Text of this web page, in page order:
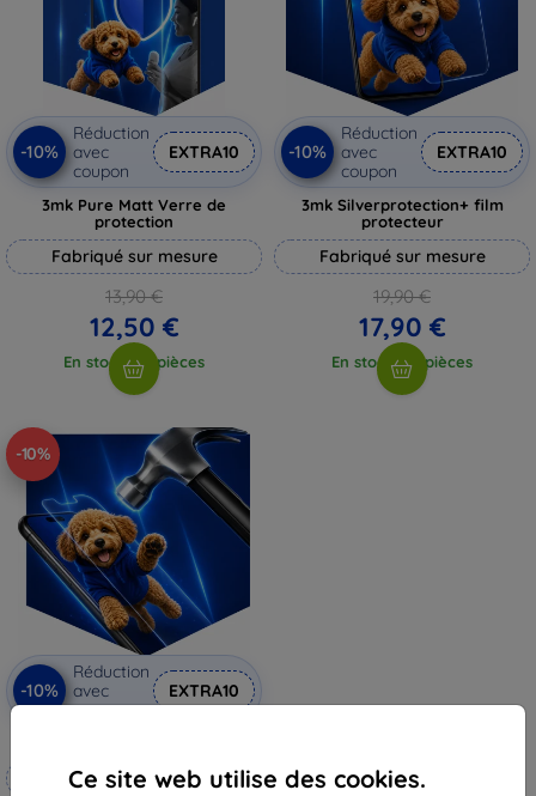
Ce site web utilise des cookies.
-10%
Réduction
avec
coupon
EXTRA10
3mk Pure Matt Verre de
protection
Fabriqué sur mesure
13,90 €
12,50 €
En stock > 5 pièces
-10%
Réduction
avec
coupon
EXTRA10
3mk Silverprotection+ film
protecteur
Fabriqué sur mesure
19,90 €
17,90 €
En stock > 5 pièces
-10%
-10%
Réduction
avec
coupon
EXTRA10
Fabriqué sur mesure